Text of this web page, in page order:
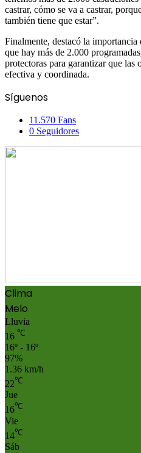
castrar, cómo se va a castrar,
también tiene que estar”.
Finalmente, destacó la importancia
que hay más de 2.000
protectoras para garantizar que las
efectiva y coordinada.
Facebook
X
Pinterest
Messenger
Messenger
WhatsApp
Telegram
Compartir
por
electrónico
Imprimir
Síguenos
11.570 Fans
0 Seguidores
Clima
Melo
Lluvia
16 ℃
16º - 16º
97%
1.36 km/h
22℃
Jue
16℃
Vie
14℃
Sáb